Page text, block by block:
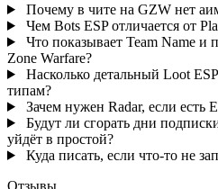
Почему в чите на GZW нет
Чем Bots ESP отличается от
Что показывает Team Name и
Zone Warfare?
Насколько детальный Loot
типам?
Зачем нужен Radar, если есть
Будут ли сгорать дни
уйдёт в простой?
Куда писать, если что-то не
Отзывы